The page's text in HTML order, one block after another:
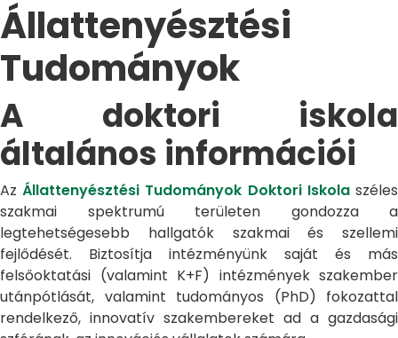
Állattenyésztési
Tudományok
A doktori iskola
általános információi
AzÁllattenyésztési Tudományok Doktori Iskolaszéles
szakmai spektrumú területen gondozza a
legtehetségesebb hallgatók szakmai és szellemi
fejlődését. Biztosítja intézményünk saját és más
felsőoktatási (valamint K+F) intézmények szakember
utánpótlását, valamint tudományos (PhD) fokozattal
rendelkező, innovatív szakembereket ad a gazdasági